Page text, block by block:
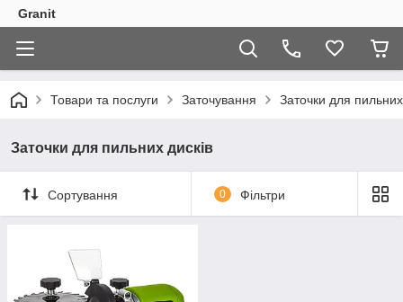
Granit
Товари та послуги Заточування Заточки для пильних
Заточки для пильних дисків
Сортування 0 Фільтри